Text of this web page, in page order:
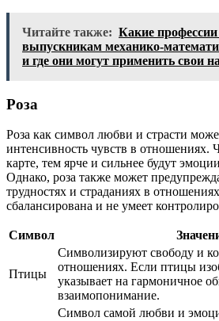
Читайте также: Какие
выпускникам механико-
и где они могут применить свои
Роза
Роза как символ любви и страсти
интенсивность чувств в отношениях.
карте, тем ярче и сильнее будут
Однако, роза также может
трудностях и страданиях в
сбалансирована и не умеет
Символ
Птицы
Символизируют свободу и
отношениях. Если птицы
указывает на гармоничное
взаимопонимание.
Символ самой любви и